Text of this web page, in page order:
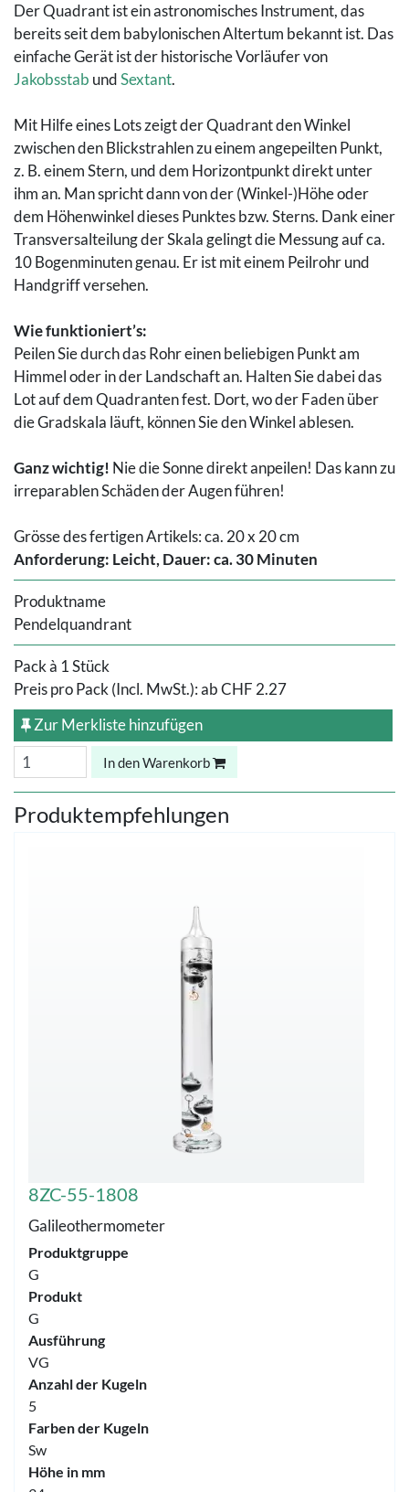
Der Quadrant ist ein astronomisches Instrument, das
bereits seit dem babylonischen Altertum bekannt ist. Das
einfache Gerät ist der historische Vorläufer von
Jakobsstab undSextant.
Mit Hilfe eines Lots zeigt der Quadrant den Winkel
zwischen den Blickstrahlen zu einem angepeilten Punkt,
z. B. einem Stern, und dem Horizontpunkt direkt unter
ihm an. Man spricht dann von der (Winkel-)Höhe oder
dem Höhenwinkel dieses Punktes bzw. Sterns. Dank einer
Transversalteilung der Skala gelingt die Messung auf ca.
10 Bogenminuten genau. Er ist mit einem Peilrohr und
Handgriff versehen.
Wie funktioniert’s:
Peilen Sie durch das Rohr einen beliebigen Punkt am
Himmel oder in der Landschaft an. Halten Sie dabei das
Lot auf dem Quadranten fest. Dort, wo der Faden über
die Gradskala läuft, können Sie den Winkel ablesen.
Ganz wichtig! Nie die Sonne direkt anpeilen! Das kann zu
irreparablen Schäden der Augen führen!
Grösse des fertigen Artikels: ca. 20 x 20 cm
Anforderung: Leicht, Dauer: ca. 30 Minuten
Produktname
Pendelquandrant
Pack à 1 Stück
Preis pro Pack (Incl. MwSt.):abCHF 2.27
Zur Merkliste hinzufügen
In den Warenkorb
Produktempfehlungen
8ZC-55-1808
Galileothermometer
Produktgruppe
G
Produkt
G
Ausführung
VG
Anzahl der Kugeln
5
Farben der Kugeln
Sw
Höhe in mm